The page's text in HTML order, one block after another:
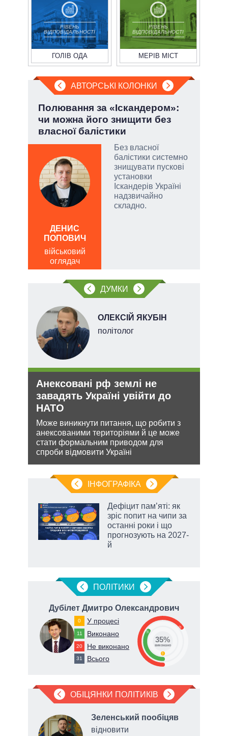
РІВЕНЬ
ВІДПОВІДАЛЬНОСТІ
ГОЛІВ ОДА
РІВЕНЬ
ВІДПОВІДАЛЬНОСТІ
МЕРІВ МІСТ
АВТОРСЬКІ КОЛОНКИ
Полювання за «Іскандером»:
чи можна його знищити без
власної балістики
Без власної
балістики системно
знищувати пускові
установки
Іскандерів Україні
надзвичайно
складно.
ДЕНИС
ПОПОВИЧ
військовий
оглядач
ДУМКИ
ОЛЕКСІЙ ЯКУБІН
політолог
Анексовані рф землі не
завадять Україні увійти до
НАТО
Може виникнути питання, що робити з
анексованими територіями й це може
стати формальним приводом для
спроби відмовити Україні
ІНФОГРАФІКА
Дефіцит пам’яті: як
зріс попит на чипи за
останні роки і що
прогнозують на 2027-
й
ПОЛIТИКИ
Дубілет Дмитро Олександрович
0 У процесі
11 Виконано
20 Не виконано
31 Всього
65
35
0
35%
виконано
ОБІЦЯНКИ ПОЛІТИКІВ
Зеленський пообіцяв
відновити